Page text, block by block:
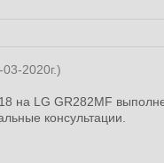
03-2020г.)
на LG GR282MF
консультации.